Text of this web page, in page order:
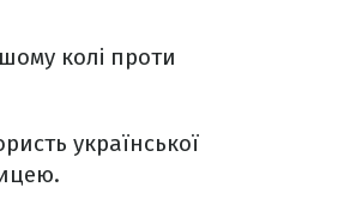
колі проти
української